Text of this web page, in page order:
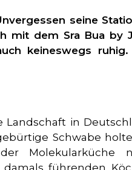
seine
mit dem Sra Bua by
keineswegs ruhig.
Landschaft in
Schwabe
Molekularküche